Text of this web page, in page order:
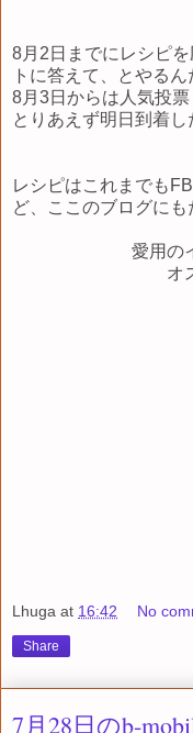
8月2日までにレシピ
トに答えて、とやるん
8月3日からは人気投
とりあえず明日到着し
レシピはこれまでも
ど、ここのブログに
愛用の
オ
Lhuga at 16:42 No
Share
7月28日のb-